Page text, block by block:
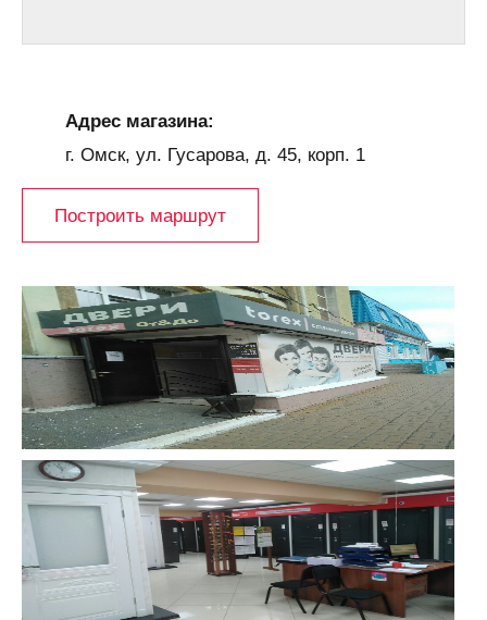
Адрес магазина:
г. Омск, ул. Гусарова, д. 45, корп. 1
Построить маршрут